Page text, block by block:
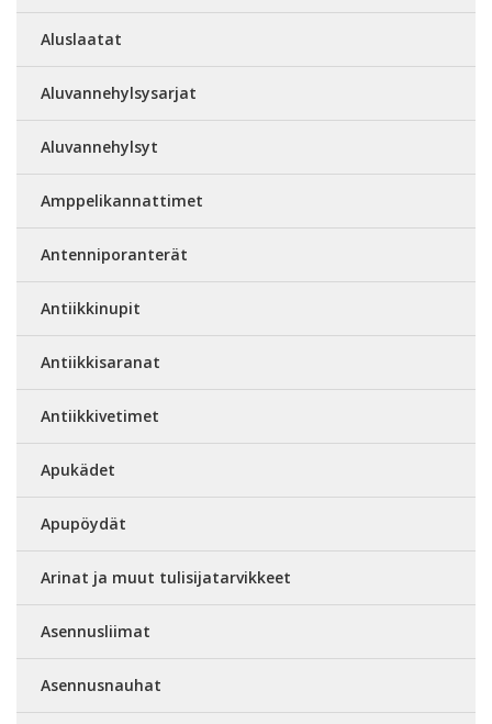
Aluslaatat
Aluvannehylsysarjat
Aluvannehylsyt
Amppelikannattimet
Antenniporanterät
Antiikkinupit
Antiikkisaranat
Antiikkivetimet
Apukädet
Apupöydät
Arinat ja muut tulisijatarvikkeet
Asennusliimat
Asennusnauhat